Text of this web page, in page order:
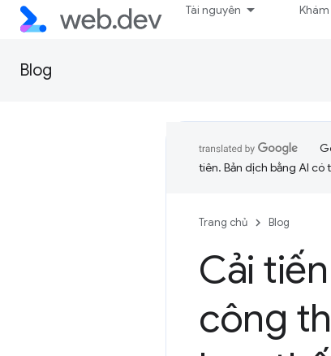
Tài nguyên
Blog
tiên. Bản dịch bằng AI có
Trang chủ Blog
Cải
công